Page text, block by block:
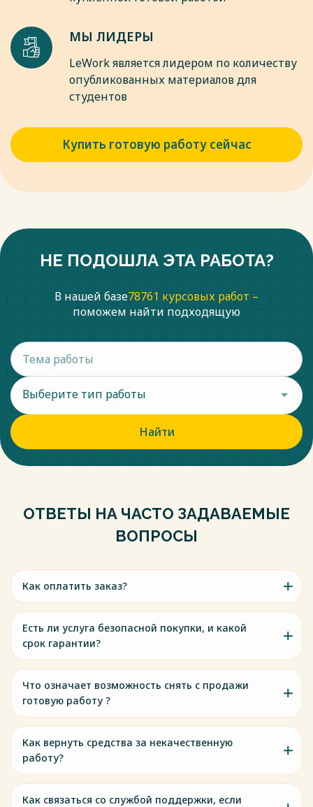
МЫ ЛИДЕРЫ
LeWork является лидером по количеству
опубликованных материалов для
студентов
Купить готовую работу сейчас
НЕ ПОДОШЛА ЭТА РАБОТА?
В нашей базе78761 курсовых работ –
поможем найти подходящую
Выберите тип работы
Найти
ОТВЕТЫ НА ЧАСТО ЗАДАВАЕМЫЕ
ВОПРОСЫ
Как оплатить заказ?
Есть ли услуга безопасной покупки, и какой
срок гарантии?
Что означает возможность снять с продажи
готовую работу ?
Как вернуть средства за некачественную
работу?
Как связаться со службой поддержки, если